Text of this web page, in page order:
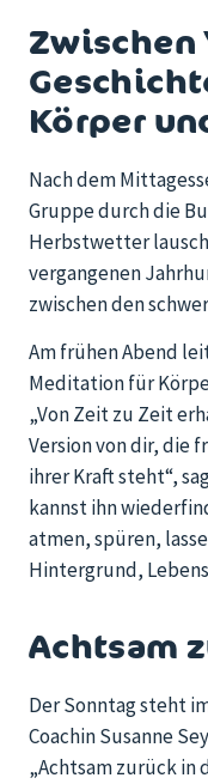
Zwischen
Körper
Nach dem
Gruppe durch die
Herbstwetter
vergangenen
zwischen den
Am frühen Abend
Meditation für
„Von Zeit zu Zeit
Version von dir, die
ihrer Kraft steht“,
kannst ihn
atmen, spüren,
Hintergrund,
Achtsam
Der Sonntag steht
Coachin Susanne
„Achtsam zurück in